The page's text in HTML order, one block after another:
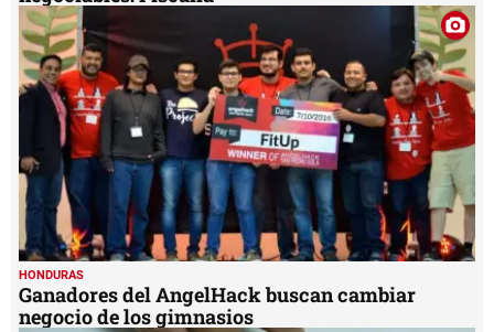
HONDURAS
Ganadores del AngelHack buscan cambiar
negocio de los gimnasios